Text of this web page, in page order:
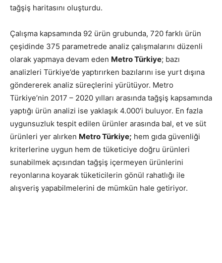
tağşiş haritasını oluşturdu.
Çalışma kapsamında 92 ürün grubunda, 720 farklı ürün
çeşidinde 375 parametrede analiz çalışmalarını düzenli
olarak yapmaya devam eden Metro Türkiye; bazı
analizleri Türkiye’de yaptırırken bazılarını ise yurt dışına
göndererek analiz süreçlerini yürütüyor. Metro
Türkiye’nin 2017 – 2020 yılları arasında tağşiş kapsamında
yaptığı ürün analizi ise yaklaşık 4.000’i buluyor. En fazla
uygunsuzluk tespit edilen ürünler arasında bal, et ve süt
ürünleri yer alırken Metro Türkiye; hem gıda güvenliği
kriterlerine uygun hem de tüketiciye doğru ürünleri
sunabilmek açısından tağşiş içermeyen ürünlerini
reyonlarına koyarak tüketicilerin gönül rahatlığı ile
alışveriş yapabilmelerini de mümkün hale getiriyor.